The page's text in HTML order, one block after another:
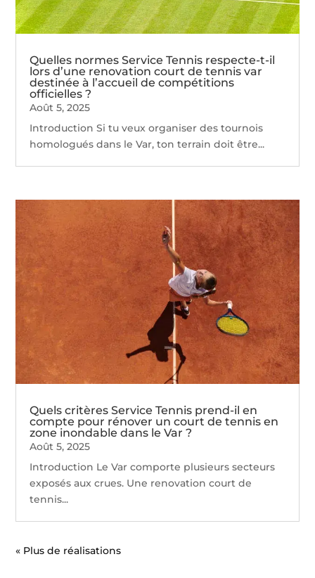
Quelles normes Service Tennis respecte-t-il
lors d’une renovation court de tennis var
destinée à l’accueil de compétitions
officielles ?
Août 5, 2025
Introduction Si tu veux organiser des tournois
homologués dans le Var, ton terrain doit être...
Quels critères Service Tennis prend-il en
compte pour rénover un court de tennis en
zone inondable dans le Var ?
Août 5, 2025
Introduction Le Var comporte plusieurs secteurs
exposés aux crues. Une renovation court de
tennis...
« Entrées précédentes